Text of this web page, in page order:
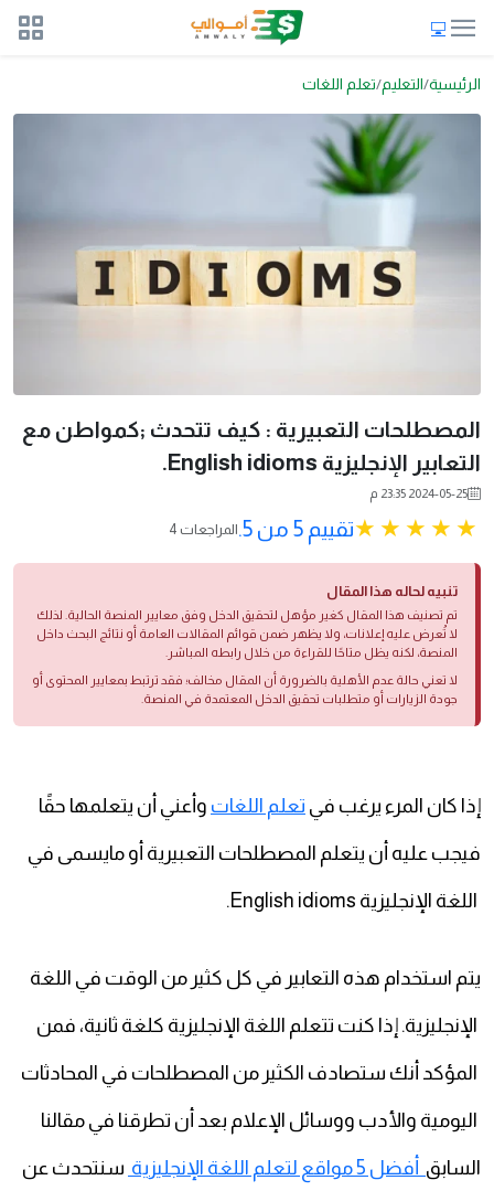
الرئيسية التعليم تعلم اللغات
المصطلحات التعبيرية : كيف تتحدث ;كمواطن مع
التعابير الإنجليزية English idioms.
2024-05-25 23:35 م
تقييم 5 من 5. 4 المراجعات
تنبيه لحاله هذا المقال
تم تصنيف هذا المقال كغير مؤهل لتحقيق الدخل وفق معايير المنصة الحالية. لذلك
لا تُعرض عليه إعلانات، ولا يظهر ضمن قوائم المقالات العامة أو نتائج البحث داخل
المنصة، لكنه يظل متاحًا للقراءة من خلال رابطه المباشر.
لا تعني حالة عدم الأهلية بالضرورة أن المقال مخالف؛ فقد ترتبط بمعايير المحتوى أو
جودة الزيارات أو متطلبات تحقيق الدخل المعتمدة في المنصة.
إذا كان المرء يرغب في تعلم اللغات وأعني أن يتعلمها حقًا
فيجب عليه أن يتعلم المصطلحات التعبيرية أو مايسمى في
اللغة الإنجليزية English idioms.
الإنجليزية. إذا كنت تتعلم اللغة الإنجليزية كلغة ثانية، فمن
المؤكد أنك ستصادف الكثير من المصطلحات في المحادثات
اليومية والأدب ووسائل الإعلام بعد أن تطرقنا في مقالنا
السابق أفضل 5 مواقع لتعلم اللغة الإنجليزية سنتحدث عن